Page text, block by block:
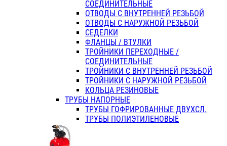
СОЕДИНИТЕЛЬНЫЕ
ОТВОДЫ С ВНУТРЕННЕЙ РЕЗЬБОЙ
ОТВОДЫ С НАРУЖНОЙ РЕЗЬБОЙ
СЕДЕЛКИ
ФЛАНЦЫ / ВТУЛКИ
ТРОЙНИКИ ПЕРЕХОДНЫЕ /
СОЕДИНИТЕЛЬНЫЕ
ТРОЙНИКИ С ВНУТРЕННЕЙ РЕЗЬБОЙ
ТРОЙНИКИ С НАРУЖНОЙ РЕЗЬБОЙ
КОЛЬЦА РЕЗИНОВЫЕ
ТРУБЫ НАПОРНЫЕ
ТРУБЫ ГОФРИРОВАННЫЕ ДВУХСЛ.
ТРУБЫ ПОЛИЭТИЛЕНОВЫЕ